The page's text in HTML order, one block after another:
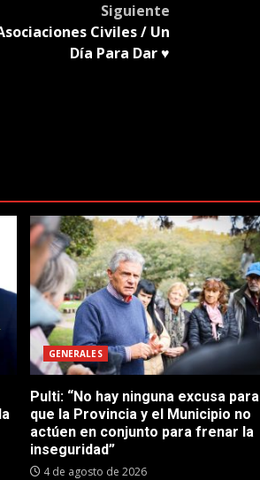
Siguiente
Civiles / Un
Día Para Dar ♥️
GENERALES
Pulti: “No hay ninguna excusa para
que la Provincia y el Municipio no
actúen en conjunto para frenar la
inseguridad”
4 de agosto de 2026